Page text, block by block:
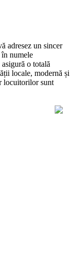
adresez un sincer
în numele
o totală
locale, modernă și
locuitorilor sunt